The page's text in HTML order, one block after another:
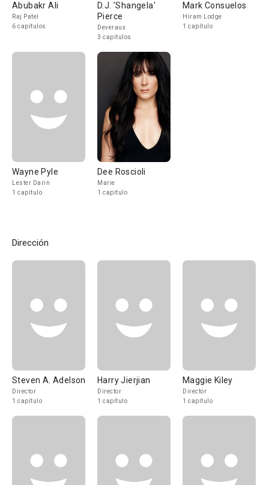
Abubakr Ali
Raj Patel
6 capítulos
D.J. 'Shangela'
Pierce
Deveraux
3 capítulos
Mark Consuelos
Hiram Lodge
1 capítulo
Wayne Pyle
Lester Darin
1 capítulo
Dee Roscioli
Marie
1 capítulo
Dirección
Steven A. Adelson
Director
1 capítulo
Harry Jierjian
Director
1 capítulo
Maggie Kiley
Director
1 capítulo